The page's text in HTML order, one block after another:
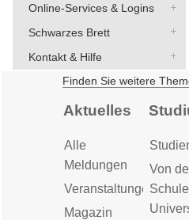
Online-Services & Logins
Schwarzes Brett
Kontakt & Hilfe
Finden Sie weitere
Aktuelles
Alle
Meldungen
Veranstaltungen
Magazin
Von